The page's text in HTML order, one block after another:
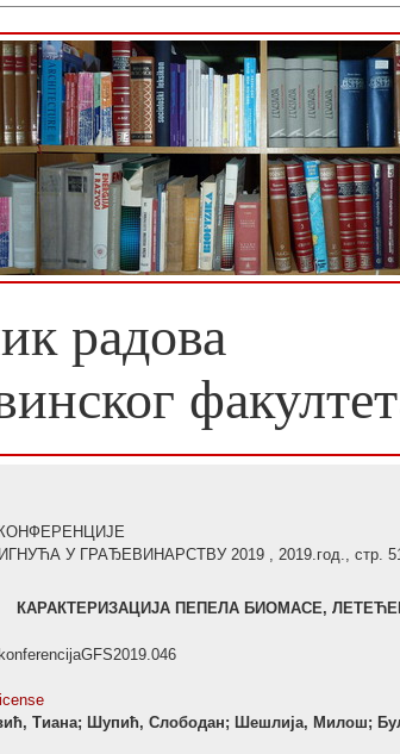
радова
У ГРАЂЕВИНАРСТВУ 2019 , 2019.год., стр.
КАРАКТЕРИЗАЦИЈА ПЕПЕЛА БИОМАСЕ,
Тиана; Шупић, Слободан; Шешлија, Милош;